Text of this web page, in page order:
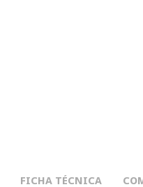
FICHA TÉCNICA